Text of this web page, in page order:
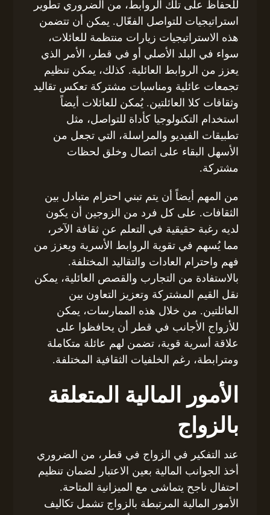
للحفاظ على تلك الروابط، من الضروري تطوير
استراتيجيات للتواصل الفعّال. يمكن أن تتضمن
هذه الاستراتيجيات زيارات منتظمة للعائلات،
سواء في البلد الأصلي أو في قطر، الأمر الذي
يعزز من الروابط العائلية. كذلك، يمكن تنظيم
تجمعات عائلية ومناسبات مشتركة تعكس تقاليد
وثقافات كلا العائلتين. يُمكن للعائلات أيضاً
استخدام التكنولوجيا كأداة للتواصل، مثل
تطبيقات الفيديو والمراسلة، التي تجعل من
الأسهل البقاء على اتصال وخلق لحظات
مشتركة.
من المهم أيضاً أن يتم تبني احترام متبادل بين
الثقافات. على كل فرد من الزوجين أن يكون
لديه رغبة حقيقية في التعلم عن ثقافة الآخر،
مما يُسهم في تقوية الروابط الأسرية ويعزز من
فهم واحترام العادات والتقاليد المختلفة.
بالاستفادة من التجارب والقصص العائلية، يمكن
نقل القيم المشتركة وتعزيز التعاون بين
العائلتين. من خلال هذه الممارسات، يمكن
للأزواج الأجانب في قطر أن يحافظوا على
علاقة أسرية قوية، تضمن لهم عائلة متكاملة
ومترابطة، رغم الخلفيات الثقافية المختلفة.
الأمور المالية المتعلقة
بالزواج
عند التفكير في الزواج في قطر، من الضروري
أخذ الجوانب المالية بعين الاعتبار لضمان تنظيم
احتفال ناجح يتماشى مع الميزانية المتاحة.
الأمور المالية المرتبطة بالزواج تشمل تكاليف